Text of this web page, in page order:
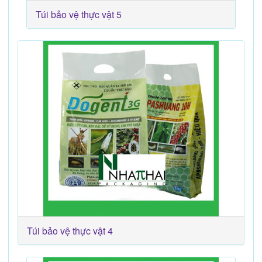
Túi bảo vệ thực vật 5
Túi bảo vệ thực vật 4